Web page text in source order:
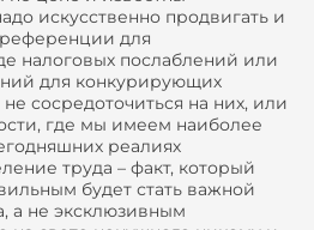
искусственно продвигать и
для
налоговых послаблений или
для конкурирующих
сосредоточиться на них, или
где мы имеем наиболее
реалиях
труда – факт, который
будет стать важной
а не эксклюзивным